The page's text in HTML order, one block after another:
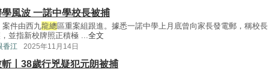
風波 一諾中學校長被捕
案件由西九龍總區重案組跟進。據悉一諾中學上月底曾向家長發電郵，稱校長
並指新校牌照正積極 ...全文
香江 2025年11月14日
丨38歲行兇疑犯元朗被捕